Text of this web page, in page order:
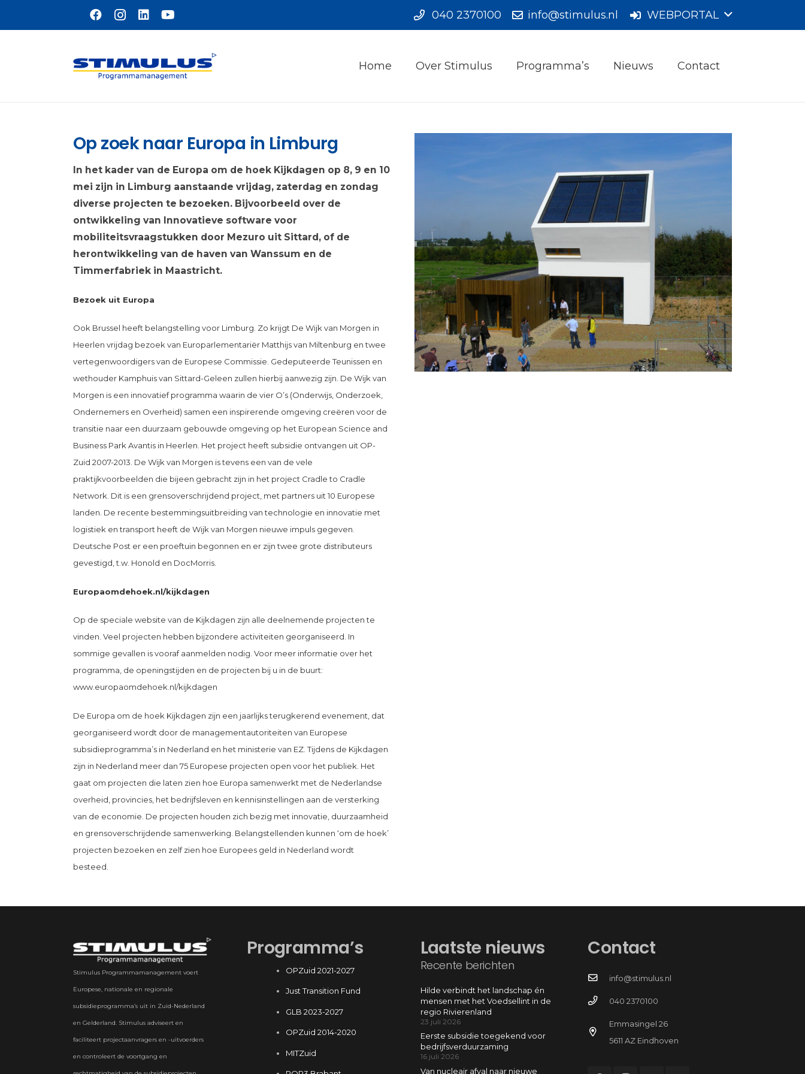
040 2370100 info@stimulus.nl WEBPORTAL
Home Over Stimulus Programma’s Nieuws Contact
Op zoek naar Europa in Limburg
In het kader van de Europa om de hoek Kijkdagen op 8, 9 en 10
mei zijn in Limburg aanstaande vrijdag, zaterdag en zondag
diverse projecten te bezoeken. Bijvoorbeeld over de
ontwikkeling van Innovatieve software voor
mobiliteitsvraagstukken door Mezuro uit Sittard, of de
herontwikkeling van de haven van Wanssum en de
Timmerfabriek in Maastricht.
Bezoek uit Europa
Ook Brussel heeft belangstelling voor Limburg. Zo krijgt De Wijk van Morgen in
Heerlen vrijdag bezoek van Europarlementariër Matthijs van Miltenburg en twee
vertegenwoordigers van de Europese Commissie. Gedeputeerde Teunissen en
wethouder Kamphuis van Sittard-Geleen zullen hierbij aanwezig zijn. De Wijk van
Morgen is een innovatief programma waarin de vier O’s (Onderwijs, Onderzoek,
Ondernemers en Overheid) samen een inspirerende omgeving creëren voor de
transitie naar een duurzaam gebouwde omgeving op het European Science and
Business Park Avantis in Heerlen. Het project heeft subsidie ontvangen uit OP-
Zuid 2007-2013. De Wijk van Morgen is tevens een van de vele
praktijkvoorbeelden die bijeen gebracht zijn in het project Cradle to Cradle
Network. Dit is een grensoverschrijdend project, met partners uit 10 Europese
landen. De recente bestemmingsuitbreiding van technologie en innovatie met
logistiek en transport heeft de Wijk van Morgen nieuwe impuls gegeven.
Deutsche Post er een proeftuin begonnen en er zijn twee grote distributeurs
gevestigd, t.w. Honold en DocMorris.
Europaomdehoek.nl/kijkdagen
Op de speciale website van de Kijkdagen zijn alle deelnemende projecten te
vinden. Veel projecten hebben bijzondere activiteiten georganiseerd. In
sommige gevallen is vooraf aanmelden nodig. Voor meer informatie over het
programma, de openingstijden en de projecten bij u in de buurt:
www.europaomdehoek.nl/kijkdagen
De Europa om de hoek Kijkdagen zijn een jaarlijks terugkerend evenement, dat
georganiseerd wordt door de managementautoriteiten van Europese
subsidieprogramma’s in Nederland en het ministerie van EZ. Tijdens de Kijkdagen
zijn in Nederland meer dan 75 Europese projecten open voor het publiek. Het
gaat om projecten die laten zien hoe Europa samenwerkt met de Nederlandse
overheid, provincies, het bedrijfsleven en kennisinstellingen aan de versterking
van de economie. De projecten houden zich bezig met innovatie, duurzaamheid
en grensoverschrijdende samenwerking. Belangstellenden kunnen ‘om de hoek’
projecten bezoeken en zelf zien hoe Europees geld in Nederland wordt
besteed.
Stimulus Programmamanagement voert
Europese, nationale en regionale
subsidieprogramma’s uit in Zuid-Nederland
en Gelderland. Stimulus adviseert en
faciliteert projectaanvragers en -uitvoerders
en controleert de voortgang en
Programma’s
OPZuid 2021-2027
Just Transition Fund
GLB 2023-2027
OPZuid 2014-2020
MITZuid
Laatste nieuws
Recente berichten
Hilde verbindt het landschap én
mensen met het Voedsellint in de
regio Rivierenland
23 juli 2026
Eerste subsidie toegekend voor
bedrijfsverduurzaming
16 juli 2026
Van nucleair afval naar nieuwe
Contact
info@stimulus.nl
040 2370100
Emmasingel 26
5611 AZ Eindhoven